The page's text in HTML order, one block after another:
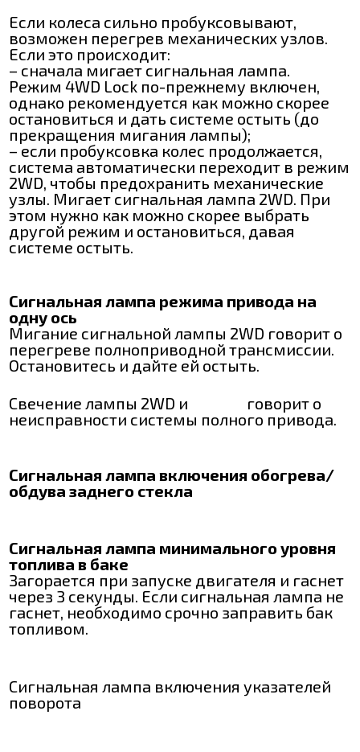
Если колеса сильно пробуксовывают,
возможен перегрев механических узлов.
Если это происходит:
– сначала мигает сигнальная лампа.
Режим 4WD Lock по-прежнему включен,
однако рекомендуется как можно скорее
остановиться и дать системе остыть (до
прекращения мигания лампы);
– если пробуксовка колес продолжается,
система автоматически переходит в режим
2WD, чтобы предохранить механические
узлы. Мигает сигнальная лампа 2WD. При
этом нужно как можно скорее выбрать
другой режим и остановиться, давая
системе остыть.
Сигнальная лампа режима привода на
одну ось
Мигание сигнальной лампы 2WD говорит о
перегреве полноприводной трансмиссии.
Остановитесь и дайте ей остыть.
Свечение лампы 2WD и
говорит о
неисправности системы полного привода.
Сигнальная лампа включения обогрева/
обдува заднего стекла
Сигнальная лампа минимального уровня
топлива в баке
Загорается при запуске двигателя и гаснет
через 3 секунды. Если сигнальная лампа не
гаснет, необходимо срочно заправить бак
топливом.
Сигнальная лампа включения указателей
поворота